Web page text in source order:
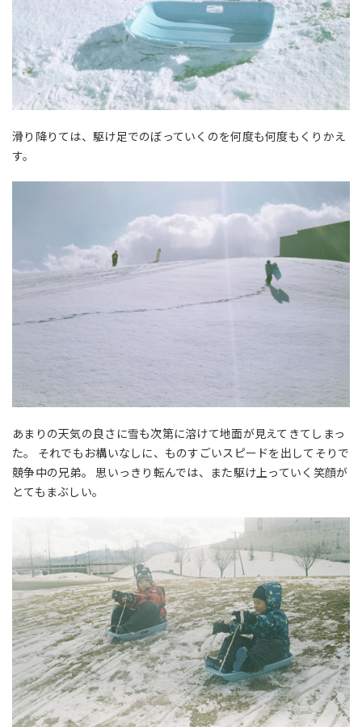
滑り降りては、駆け足でのぼっていくのを何度も何度もくりかえ
す。
あまりの天気の良さに雪も次第に溶けて地面が見えてきてしまっ
た。 それでもお構いなしに、ものすごいスピードを出してそりで
競争中の兄弟。 思いっきり転んでは、また駆け上っていく笑顔が
とてもまぶしい。